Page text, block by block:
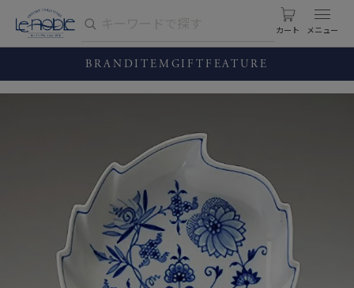
カート
BRANDITEM GIFT FEATURE